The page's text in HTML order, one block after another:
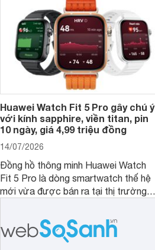
Huawei Watch Fit 5 Pro gây chú ý
với kính sapphire, viền titan, pin
10 ngày, giá 4,99 triệu đồng
14/07/2026
Đồng hồ thông minh Huawei Watch
Fit 5 Pro là dòng smartwatch thế hệ
mới vừa được bán ra tại thị trường
huy thế mạnh từ thế hệ tiền nhiệm với
thiết kế thời thượng cùng nhiều tính